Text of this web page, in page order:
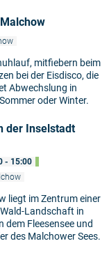
mitfiebern beim
bei der Eisdisco, die
Abwechslung in
oder Winter.
der Inselstadt
- 15:00
liegt im Zentrum einer
Landschaft in
dem Fleesensee und
des Malchower Sees.